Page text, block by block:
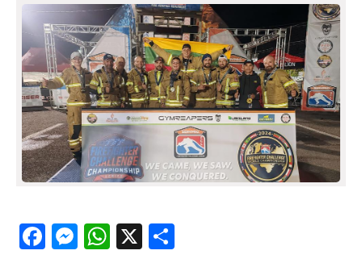
Facebook
Messenger
WhatsApp
X